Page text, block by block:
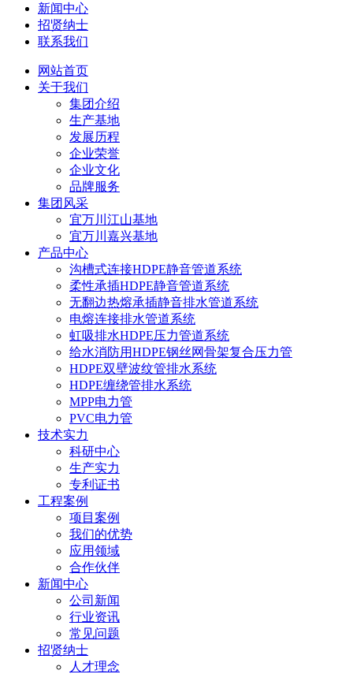
新闻中心
招贤纳士
联系我们
网站首页
关于我们
集团介绍
生产基地
发展历程
企业荣誉
企业文化
品牌服务
集团风采
宜万川江山基地
宜万川嘉兴基地
产品中心
沟槽式连接HDPE静音管道系统
柔性承插HDPE静音管道系统
无翻边热熔承插静音排水管道系统
电熔连接排水管道系统
虹吸排水HDPE压力管道系统
给水消防用HDPE钢丝网骨架复合压力管
HDPE双壁波纹管排水系统
HDPE缠绕管排水系统
MPP电力管
PVC电力管
技术实力
科研中心
生产实力
专利证书
工程案例
项目案例
我们的优势
应用领域
合作伙伴
新闻中心
公司新闻
行业资讯
常见问题
招贤纳士
人才理念